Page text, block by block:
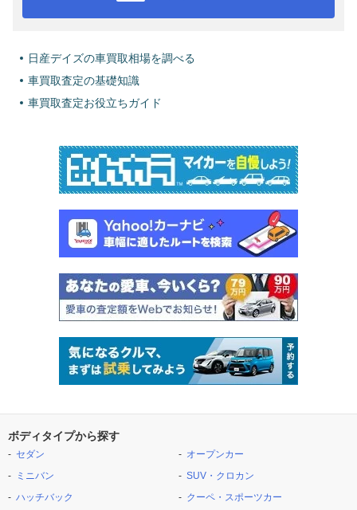
日産デイズの車買取相場を調べる
車買取査定の基礎知識
車買取査定お役立ちガイド
ボディタイプから探す
セダン
ミニバン
ハッチバック
オープンカー
SUV・クロカン
クーペ・スポーツカー